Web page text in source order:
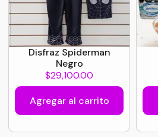
Disfraz Spiderman
Negro
$29,100.00
Agregar al carrito